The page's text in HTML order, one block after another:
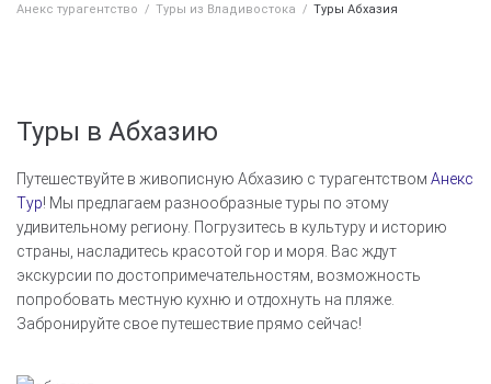
Анекс турагентство / Туры из Владивостока / Туры Абхазия
Туры в Абхазию
Путешествуйте в живописную Абхазию с турагентством Анекс
Тур! Мы предлагаем разнообразные туры по этому
удивительному региону. Погрузитесь в культуру и историю
страны, насладитесь красотой гор и моря. Вас ждут
экскурсии по достопримечательностям, возможность
попробовать местную кухню и отдохнуть на пляже.
Забронируйте свое путешествие прямо сейчас!